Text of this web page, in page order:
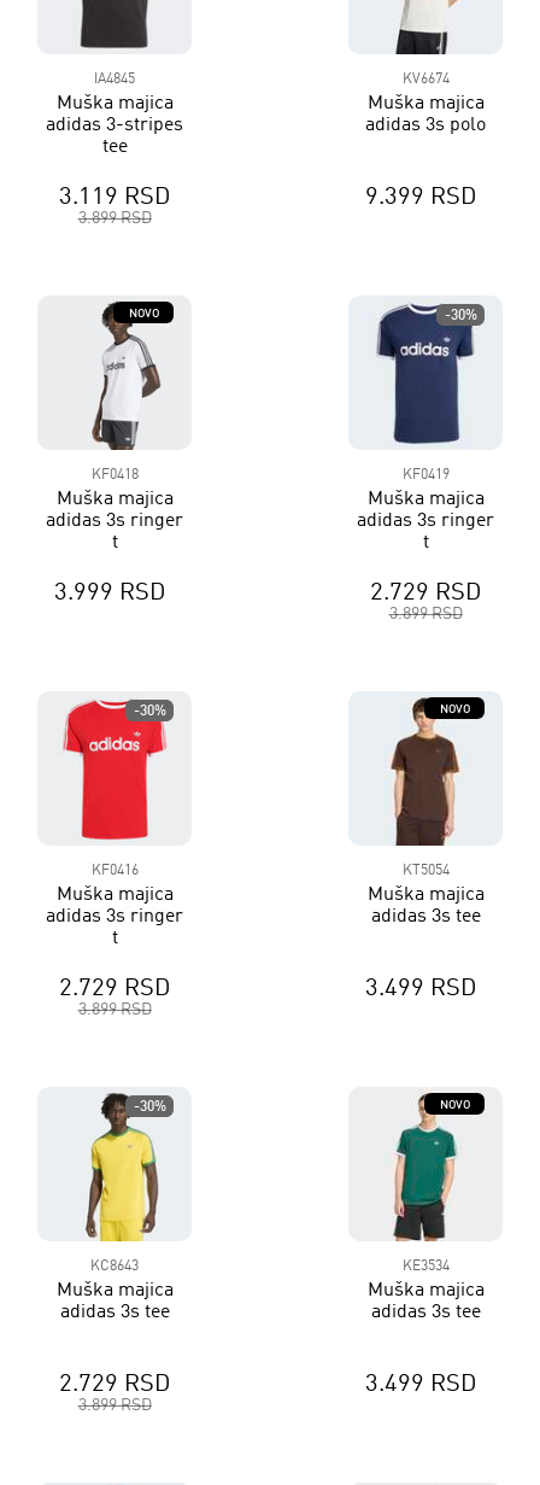
IA4845
Muška majica
adidas 3-stripes
tee
3.119 RSD
3.899 RSD
KV6674
Muška majica
adidas 3s polo
9.399 RSD
KF0418
Muška majica
adidas 3s ringer
t
3.999 RSD
NOVO
KF0419
Muška majica
adidas 3s ringer
t
2.729 RSD
3.899 RSD
-30%
KF0416
Muška majica
adidas 3s ringer
t
2.729 RSD
3.899 RSD
-30%
KT5054
Muška majica
adidas 3s tee
3.499 RSD
NOVO
KC8643
Muška majica
adidas 3s tee
2.729 RSD
3.899 RSD
-30%
KE3534
Muška majica
adidas 3s tee
3.499 RSD
NOVO